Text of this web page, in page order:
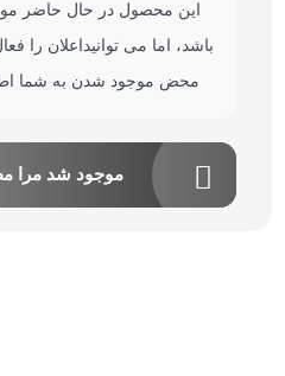
این محصول در حال حاضر
باشد، اما می توانیداعلان را
محض موجود شدن به شما
موجود شد مرا